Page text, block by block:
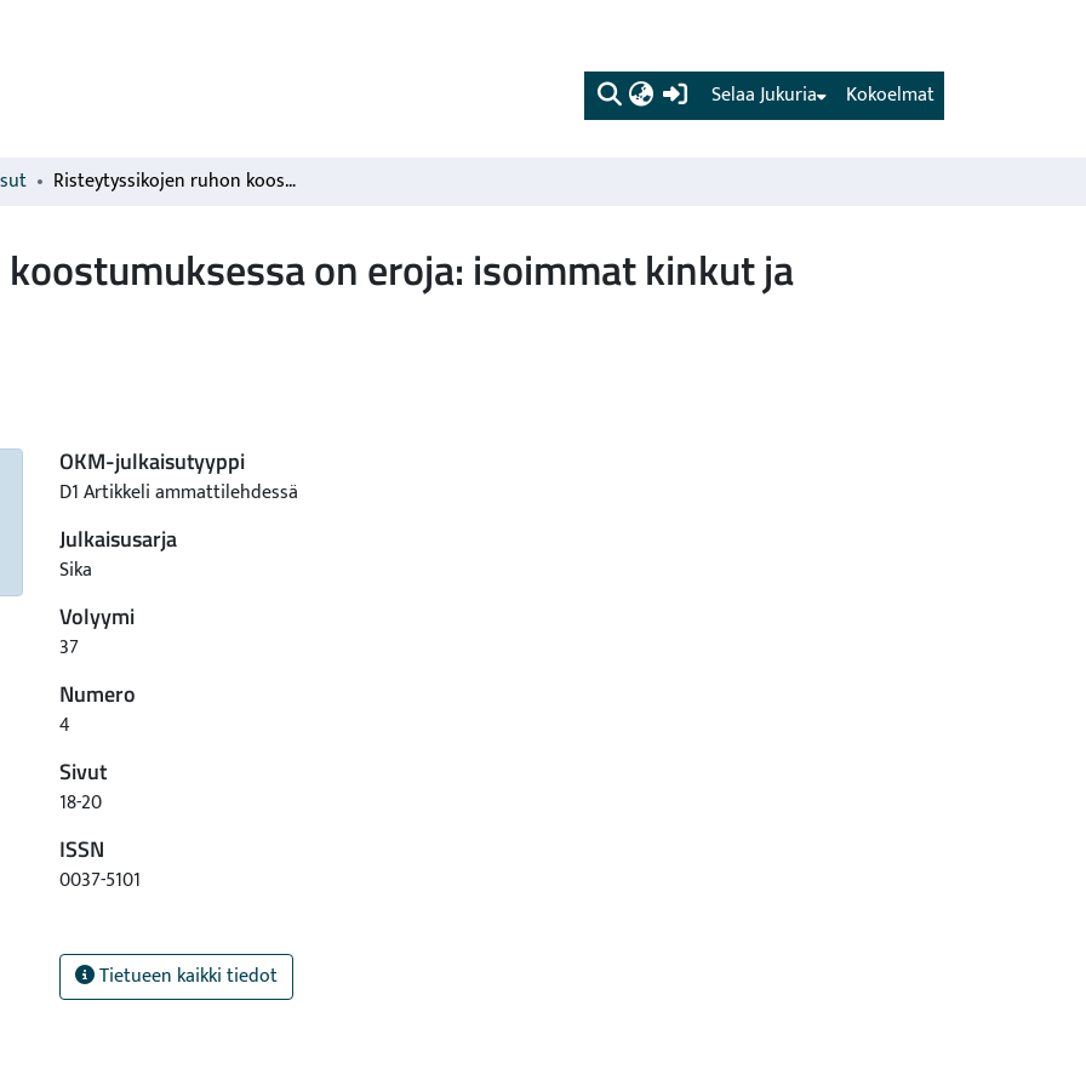
(current) Kokoelmat
Selaa Jukuria
Risteytyssikojen ruhon koostumuksessa on eroja: isoimmat kinkut ja reilummat fileet
on eroja: isoimmat kinkut ja
OKM-julkaisutyyppi
D1 Artikkeli ammattilehdessä
Julkaisusarja
Sika
Volyymi
37
Numero
4
Sivut
18-20
ISSN
0037-5101
Tietueen kaikki tiedot